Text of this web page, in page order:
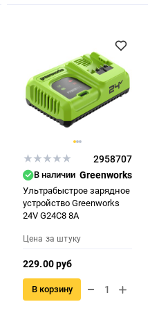
2958707
В наличии Greenworks
Ультрабыстрое зарядное
устройство Greenworks
24V G24C8 8А
Цена за штуку
229.00 руб
В корзину